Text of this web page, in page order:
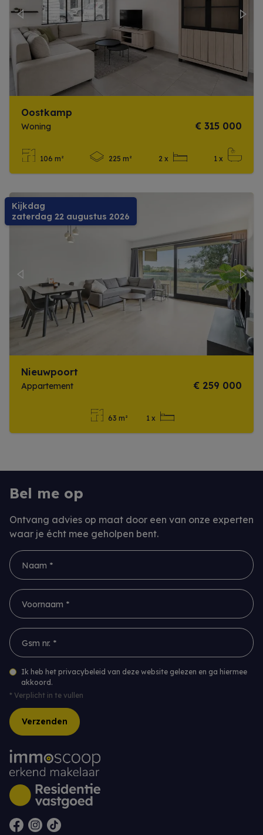
Previous Next
Oostkamp
Woning € 315 000
106 m² 225 m² 2 x 1 x
Kijkdag
zaterdag 22 augustus 2026
Previous Next
Nieuwpoort
Appartement € 259 000
63 m² 1 x
Bel me op
Ontvang advies op maat door een van onze experten
waar je écht mee geholpen bent.
Naam *
Voornaam *
Gsm nr. *
Ik heb het privacybeleid van deze website gelezen en ga hiermee
akkoord.
* Verplicht in te vullen
Verzenden